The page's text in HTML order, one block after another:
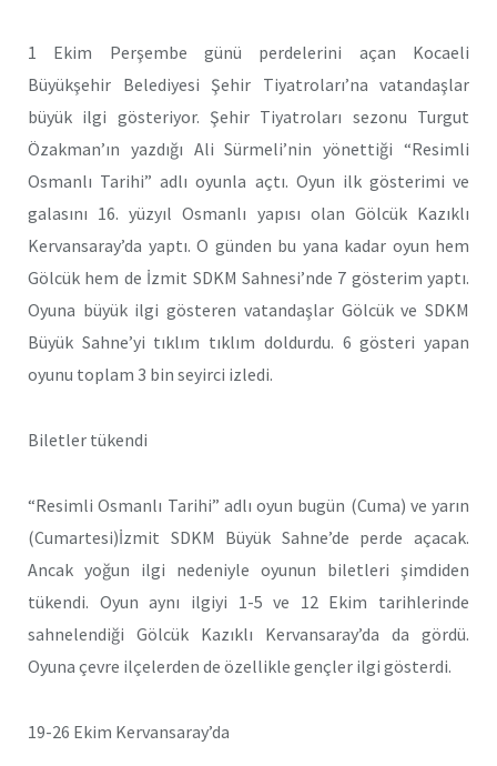
1 Ekim Perşembe günü perdelerini açan Kocaeli
Büyükşehir Belediyesi Şehir Tiyatroları’na vatandaşlar
büyük ilgi gösteriyor. Şehir Tiyatroları sezonu Turgut
Özakman’ın yazdığı Ali Sürmeli’nin yönettiği “Resimli
Osmanlı Tarihi” adlı oyunla açtı. Oyun ilk gösterimi ve
galasını 16. yüzyıl Osmanlı yapısı olan Gölcük Kazıklı
Kervansaray’da yaptı. O günden bu yana kadar oyun hem
Gölcük hem de İzmit SDKM Sahnesi’nde 7 gösterim yaptı.
Oyuna büyük ilgi gösteren vatandaşlar Gölcük ve SDKM
Büyük Sahne’yi tıklım tıklım doldurdu. 6 gösteri yapan
oyunu toplam 3 bin seyirci izledi.
Biletler tükendi
“Resimli Osmanlı Tarihi” adlı oyun bugün (Cuma) ve yarın
(Cumartesi)İzmit SDKM Büyük Sahne’de perde açacak.
Ancak yoğun ilgi nedeniyle oyunun biletleri şimdiden
tükendi. Oyun aynı ilgiyi 1-5 ve 12 Ekim tarihlerinde
sahnelendiği Gölcük Kazıklı Kervansaray’da da gördü.
Oyuna çevre ilçelerden de özellikle gençler ilgi gösterdi.
19-26 Ekim Kervansaray’da